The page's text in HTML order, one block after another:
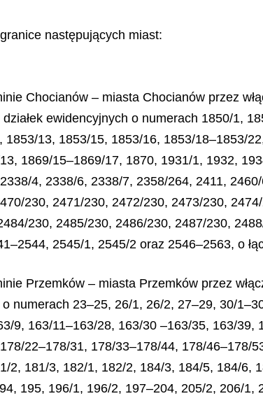
następujących miast:
Chocianów – miasta Chocianów przez
ewidencyjnych o numerach 1850/1,
1853/13, 1853/15, 1853/16, 1853/18–1853/
1869/15–1869/17, 1870, 1931/1, 1932,
4, 2338/6, 2338/7, 2358/264, 2411,
230, 2471/230, 2472/230, 2473/230,
230, 2485/230, 2486/230, 2487/230,
2545/1, 2545/2 oraz 2546–2563, o
Przemków – miasta Przemków przez
numerach 23–25, 26/1, 26/2, 27–29, 30/
9, 163/11–163/28, 163/30 –163/35, 163/
22–178/31, 178/33–178/44, 178/46–178/
2, 181/3, 182/1, 182/2, 184/3, 184/5, 184/6,
195, 196/1, 196/2, 197–204, 205/2, 206/1,